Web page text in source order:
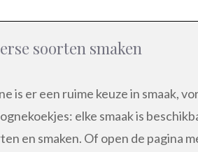
soorten smaken
is er een ruime keuze in smaak,
elke smaak is
en smaken. Of open de pagina